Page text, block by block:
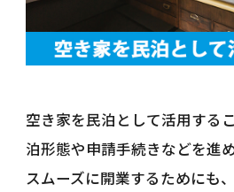
空き家を民泊として活用する
泊形態や申請手続きなどを進
スムーズに開業するためにも